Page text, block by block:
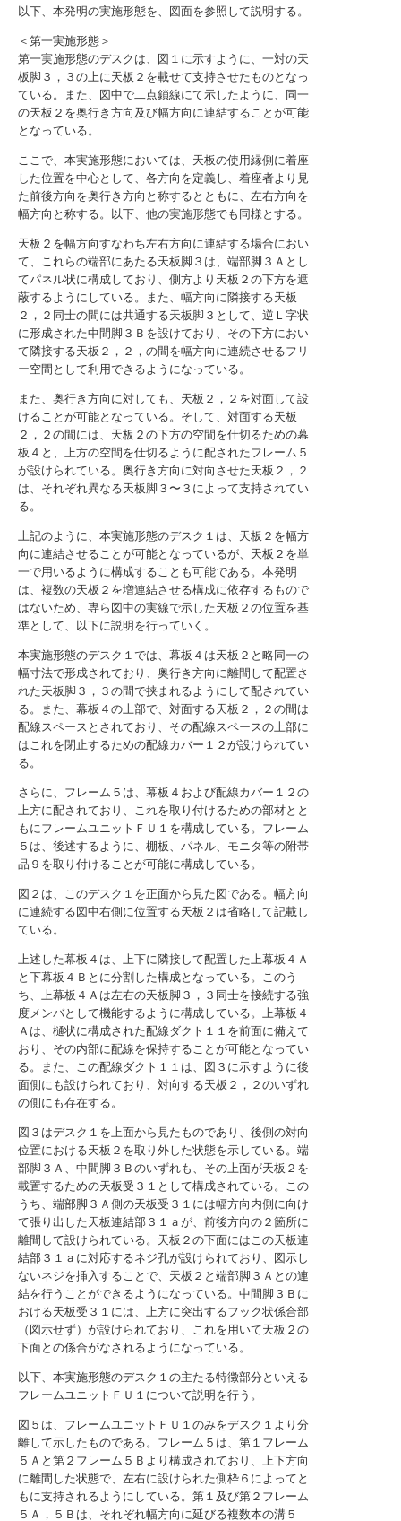
以下、本発明の実施形態を、図面を参照して説明する。
＜第一実施形態＞
第一実施形態のデスクは、図１に示すように、一対の天
板脚３，３の上に天板２を載せて支持させたものとなっ
ている。また、図中で二点鎖線にて示したように、同一
の天板２を奥行き方向及び幅方向に連結することが可能
となっている。
ここで、本実施形態においては、天板の使用縁側に着座
した位置を中心として、各方向を定義し、着座者より見
た前後方向を奥行き方向と称するとともに、左右方向を
幅方向と称する。以下、他の実施形態でも同様とする。
天板２を幅方向すなわち左右方向に連結する場合におい
て、これらの端部にあたる天板脚３は、端部脚３Ａとし
てパネル状に構成しており、側方より天板２の下方を遮
蔽するようにしている。また、幅方向に隣接する天板
２，２同士の間には共通する天板脚３として、逆Ｌ字状
に形成された中間脚３Ｂを設けており、その下方におい
て隣接する天板２，２，の間を幅方向に連続させるフリ
ー空間として利用できるようになっている。
また、奥行き方向に対しても、天板２，２を対面して設
けることが可能となっている。そして、対面する天板
２，２の間には、天板２の下方の空間を仕切るための幕
板４と、上方の空間を仕切るように配されたフレーム５
が設けられている。奥行き方向に対向させた天板２，２
は、それぞれ異なる天板脚３〜３によって支持されてい
る。
上記のように、本実施形態のデスク１は、天板２を幅方
向に連結させることが可能となっているが、天板２を単
一で用いるように構成することも可能である。本発明
は、複数の天板２を増連結させる構成に依存するもので
はないため、専ら図中の実線で示した天板２の位置を基
準として、以下に説明を行っていく。
本実施形態のデスク１では、幕板４は天板２と略同一の
幅寸法で形成されており、奥行き方向に離間して配置さ
れた天板脚３，３の間で挟まれるようにして配されてい
る。また、幕板４の上部で、対面する天板２，２の間は
配線スペースとされており、その配線スペースの上部に
はこれを閉止するための配線カバー１２が設けられてい
る。
さらに、フレーム５は、幕板４および配線カバー１２の
上方に配されており、これを取り付けるための部材とと
もにフレームユニットＦＵ１を構成している。フレーム
５は、後述するように、棚板、パネル、モニタ等の附帯
品９を取り付けることが可能に構成している。
図２は、このデスク１を正面から見た図である。幅方向
に連続する図中右側に位置する天板２は省略して記載し
ている。
上述した幕板４は、上下に隣接して配置した上幕板４Ａ
と下幕板４Ｂとに分割した構成となっている。このう
ち、上幕板４Ａは左右の天板脚３，３同士を接続する強
度メンバとして機能するように構成している。上幕板４
Ａは、樋状に構成された配線ダクト１１を前面に備えて
おり、その内部に配線を保持することが可能となってい
る。また、この配線ダクト１１は、図３に示すように後
面側にも設けられており、対向する天板２，２のいずれ
の側にも存在する。
図３はデスク１を上面から見たものであり、後側の対向
位置における天板２を取り外した状態を示している。端
部脚３Ａ、中間脚３Ｂのいずれも、その上面が天板２を
載置するための天板受３１として構成されている。この
うち、端部脚３Ａ側の天板受３１には幅方向内側に向け
て張り出した天板連結部３１ａが、前後方向の２箇所に
離間して設けられている。天板２の下面にはこの天板連
結部３１ａに対応するネジ孔が設けられており、図示し
ないネジを挿入することで、天板２と端部脚３Ａとの連
結を行うことができるようになっている。中間脚３Ｂに
おける天板受３１には、上方に突出するフック状係合部
（図示せず）が設けられており、これを用いて天板２の
下面との係合がなされるようになっている。
以下、本実施形態のデスク１の主たる特徴部分といえる
フレームユニットＦＵ１について説明を行う。
図５は、フレームユニットＦＵ１のみをデスク１より分
離して示したものである。フレーム５は、第１フレーム
５Ａと第２フレーム５Ｂより構成されており、上下方向
に離間した状態で、左右に設けられた側枠６によってと
もに支持されるようにしている。第１及び第２フレーム
５Ａ，５Ｂは、それぞれ幅方向に延びる複数本の溝５